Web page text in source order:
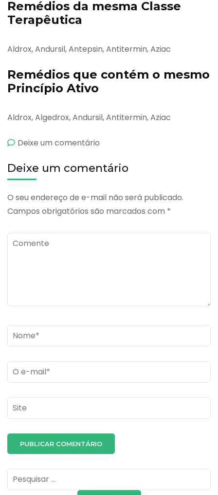
Remédios da mesma Classe
Terapêutica
Aldrox, Andursil, Antepsin, Antitermin, Aziac
Remédios que contém o mesmo
Princípio Ativo
Aldrox, Algedrox, Andursil, Antitermin, Aziac
Deixe um comentário
Deixe um comentário
O seu endereço de e-mail não será publicado.
Campos obrigatórios são marcados com *
Comente
Name*
Email *
Site
Pesquisar
por: